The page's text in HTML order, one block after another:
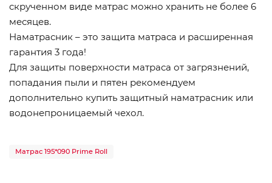
скрученном виде матрас можно хранить не более 6
месяцев.
Наматрасник – это защита матраса и расширенная
гарантия 3 года!
Для защиты поверхности матраса от загрязнений,
попадания пыли и пятен рекомендуем
дополнительно купить защитный наматрасник или
водонепроницаемый чехол.
Матрас 195*090 Prime Roll